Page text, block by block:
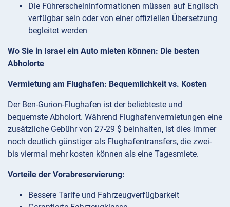
Die Führerscheininformationen müssen auf Englisch
verfügbar sein oder von einer offiziellen Übersetzung
begleitet werden
Wo Sie in Israel ein Auto mieten können: Die besten
Abholorte
Vermietung am Flughafen: Bequemlichkeit vs. Kosten
Der Ben-Gurion-Flughafen ist der beliebteste und
bequemste Abholort. Während Flughafenvermietungen eine
zusätzliche Gebühr von 27-29 $ beinhalten, ist dies immer
noch deutlich günstiger als Flughafentransfers, die zwei-
bis viermal mehr kosten können als eine Tagesmiete.
Vorteile der Vorabreservierung:
Bessere Tarife und Fahrzeugverfügbarkeit